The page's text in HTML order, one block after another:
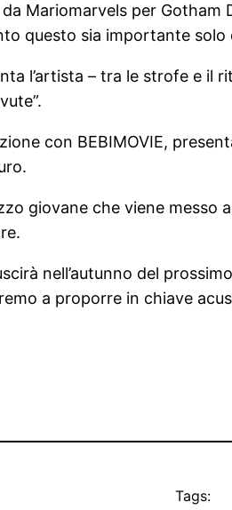
Mariomarvels per
questo sia importante solo
l’artista – tra le strofe e il
con BEBIMOVIE,
giovane che viene messo
nell’autunno del
a proporre in chiave
Tags: